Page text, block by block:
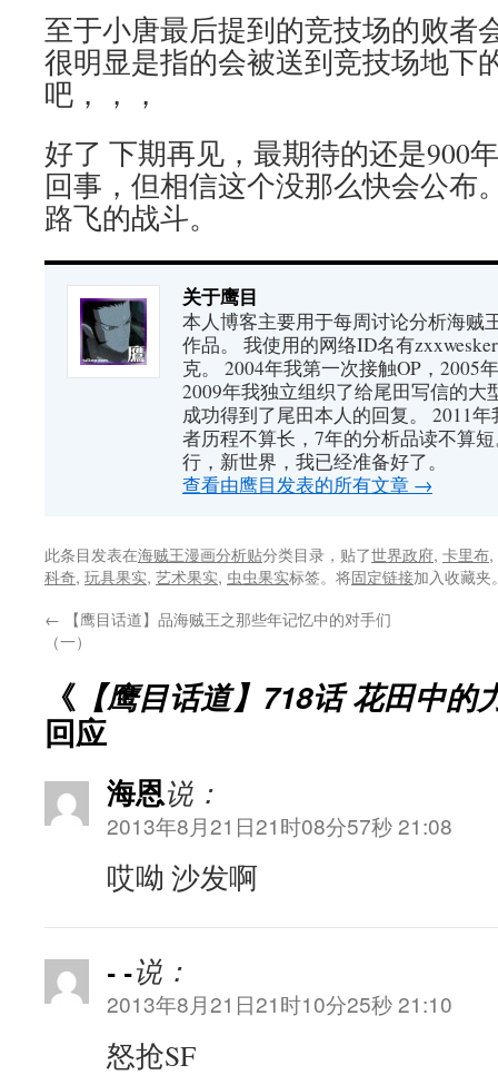
至于小唐最后提到的竞技场的败者
很明显是指的会被送到竞技场地下
吧，，，
好了 下期再见，最期待的还是900
回事，但相信这个没那么快会公布
路飞的战斗。
关于鹰目
本人博客主要用于每周讨论分析海贼
作品。 我使用的网络ID名有
克。 2004年我第一次接触OP，2005
2009年我独立组织了给尾田写信的大
成功得到了尾田本人的回复。 2011
者历程不算长，7年的分析品读不算
行，新世界，我已经准备好了。
查看由鹰目发表的所有文章 →
此条目发表在海贼王漫画分析贴分类目录，贴了世界政府, 卡里布,
科奇, 玩具果实, 艺术果实, 虫虫果实标签。将固定链接加入收藏夹
← 【鹰目话道】品海贼王之那些年记忆中的对手们
（一）
《 【鹰目话道】718话 花田中的
回应
海恩说：
2013年8月21日21时08分57秒 21:08
哎呦 沙发啊
- -说：
2013年8月21日21时10分25秒 21:10
怒抢SF